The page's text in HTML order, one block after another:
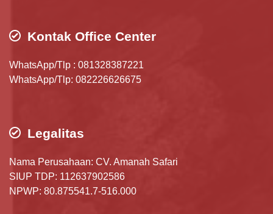
Kontak Office Center
WhatsApp/Tlp : 081328387221
WhatsApp/Tlp: 082226626675
Legalitas
Nama Perusahaan: CV. Amanah Safari
SIUP TDP: 112637902586
NPWP: 80.875541.7-516.000